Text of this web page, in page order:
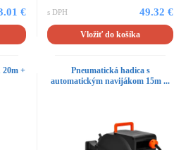
€ s DPH 49.32 €
Vložiť do košíka
20m +
Pneumatická hadica s
automatickým navijákom 15m ...